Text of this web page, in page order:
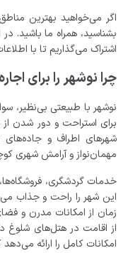
اگر می‌خواهید بهترین
بشناسید، همراه ما باشید.
اشتراک می‌گذاریم تا با
چرا نوشهر را برای
نوشهر با طبیعتی بی‌نظیر،
برای استراحت و دور شدن
شهرهای اطراف و
مهمان‌نواز و آرامش شهری
خدمات گردشگری،
این شهر را راحت و جذاب
زمان از امکانات مدرن و
از اقامت در هتل‌های شلوغ
امکانات کامل را ارائه